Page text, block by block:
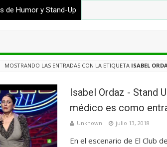
de Humor y Stand-Up
MOSTRANDO LAS ENTRADAS CON LA ETIQUETA ISABEL
Isabel Ordaz - Stand
médico es como
Unknown julio 13, 2018
En el escenario de El Club